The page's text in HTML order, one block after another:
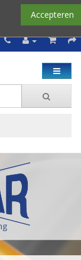
Accepteren